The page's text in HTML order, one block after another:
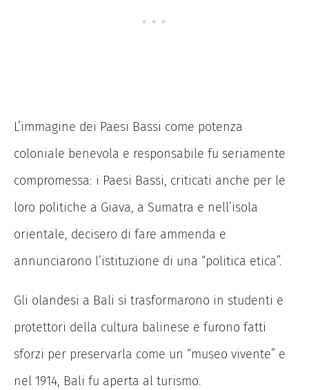
L’immagine dei Paesi Bassi come potenza
coloniale benevola e responsabile fu seriamente
compromessa: i Paesi Bassi, criticati anche per le
loro politiche a Giava, a Sumatra e nell’isola
orientale, decisero di fare ammenda e
annunciarono l’istituzione di una “politica etica”.
Gli olandesi a Bali si trasformarono in studenti e
protettori della cultura balinese e furono fatti
sforzi per preservarla come un “museo vivente” e
nel 1914, Bali fu aperta al turismo.